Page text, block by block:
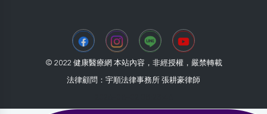
© 2022 健康醫療網 本站內容，非經授權，嚴禁轉載
法律顧問：宇順法律事務所 張耕豪律師